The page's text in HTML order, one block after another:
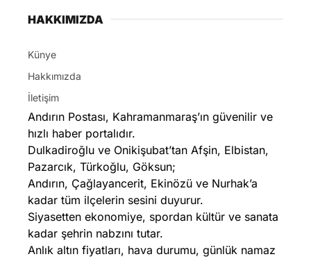
HAKKIMIZDA
Künye
Hakkımızda
İletişim
Andırın Postası, Kahramanmaraş’ın güvenilir ve
hızlı haber portalıdır.
Dulkadiroğlu ve Onikişubat’tan Afşin, Elbistan,
Pazarcık, Türkoğlu, Göksun;
Andırın, Çağlayancerit, Ekinözü ve Nurhak’a
kadar tüm ilçelerin sesini duyurur.
Siyasetten ekonomiye, spordan kültür ve sanata
kadar şehrin nabzını tutar.
Anlık altın fiyatları, hava durumu, günlük namaz